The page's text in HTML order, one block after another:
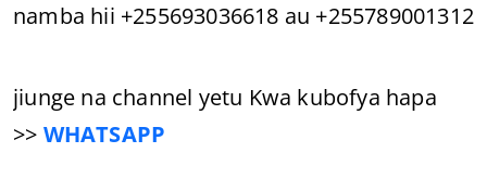
namba hii +255693036618 au +255789001312
jiunge na channel yetu Kwa kubofya hapa
>> WHATSAPP